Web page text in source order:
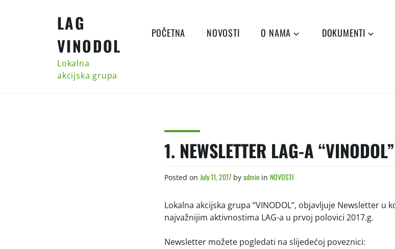
LAG
VINODOL
Lokalna
akcijska grupa
POČETNA NOVOSTI O NAMA DOKUMENTI
1. NEWSLETTER LAG-A
Posted on July 11, 2017 by admin in NOVOSTI
Lokalna akcijska grupa “VINODOL”, objavljuje Newsletter
najvažnijim aktivnostima LAG-a u prvoj polovici 2017.g.
Newsletter možete pogledati na slijedećoj poveznici: